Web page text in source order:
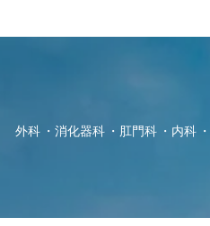
外科 消化器科 肛門科 内科